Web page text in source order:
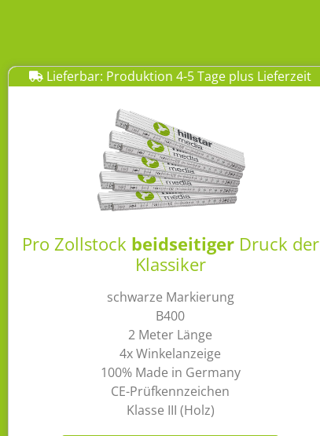
Lieferbar: Produktion 4-5 Tage plus Lieferzeit
Pro Zollstock beidseitiger Druck der
Klassiker
schwarze Markierung
B400
2 Meter Länge
4x Winkelanzeige
100% Made in Germany
CE-Prüfkennzeichen
Klasse III (Holz)